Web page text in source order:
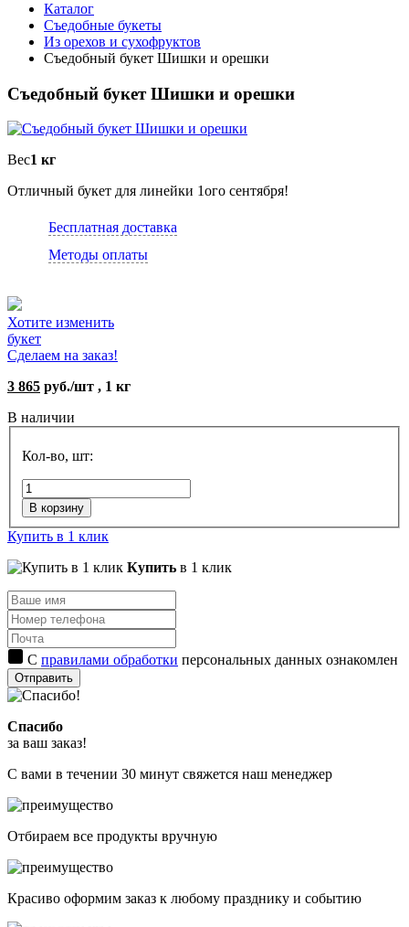
Каталог
Съедобные букеты
Из орехов и сухофруктов
Съедобный букет Шишки и орешки
Съедобный букет Шишки и орешки
Вес1 кг
Отличный букет для линейки 1ого сентября!
Бесплатная доставка
Методы оплаты
Хотите изменить
букет
Сделаем на заказ!
3 865 руб./шт , 1 кг
В наличии
Кол-во, шт:
В корзину
Купить в 1 клик
Купить в 1 клик
С правилами обработки персональных данных ознакомлен
Отправить
Спасибо
за ваш заказ!
С вами в течении 30 минут свяжется наш менеджер
Отбираем все продукты вручную
Красиво оформим заказ к любому празднику и событию